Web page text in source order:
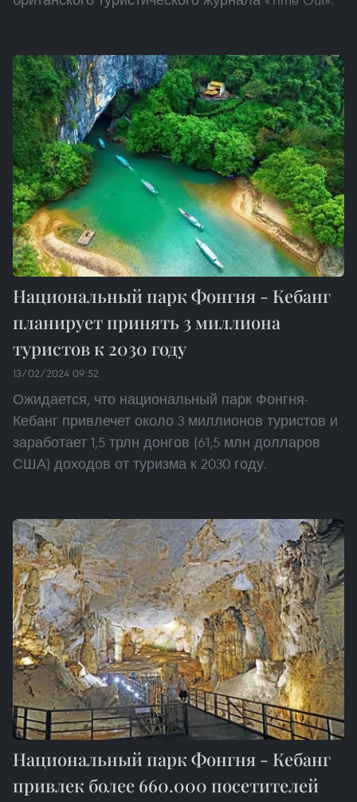
Национальный парк Фонгня - Кебанг
планирует принять 3 миллиона
туристов к 2030 году
13/02/2024 09:52
Ожидается, что национальный парк Фонгня-
Кебанг привлечет около 3 миллионов туристов и
заработает 1,5 трлн донгов (61,5 млн долларов
США) доходов от туризма к 2030 году.
Национальный парк Фонгня - Кебанг
привлек более 660.000 посетителей